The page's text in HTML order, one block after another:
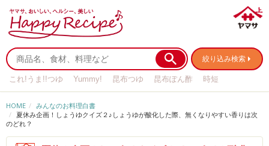
絞り込み検索
これ!うま!!つゆ Yummy! 昆布つゆ 昆布ぽん酢
時短
HOME
みんなのお料理白書
夏休み企画！しょうゆクイズ２♪しょうゆが酸化した際、無くなりやすい香りは次
のどれ？